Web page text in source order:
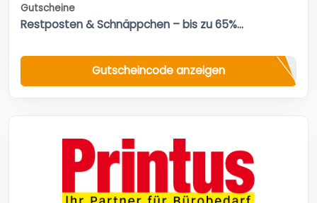
Gutscheine
Restposten & Schnäppchen – bis zu 65%...
Gutscheincode anzeigen